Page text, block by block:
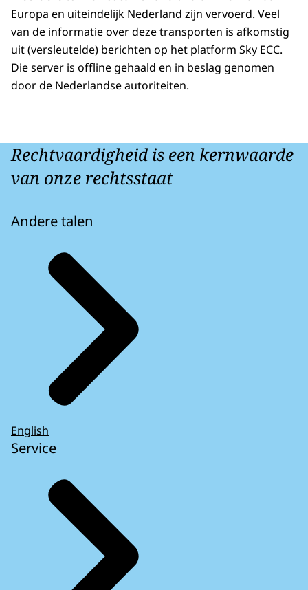
Europa en uiteindelijk Nederland zijn vervoerd. Veel
van de informatie over deze transporten is afkomstig
uit (versleutelde) berichten op het platform Sky ECC.
Die server is offline gehaald en in beslag genomen
door de Nederlandse autoriteiten.
Rechtvaardigheid is een kernwaarde
van onze rechtsstaat
Andere talen
English
Service